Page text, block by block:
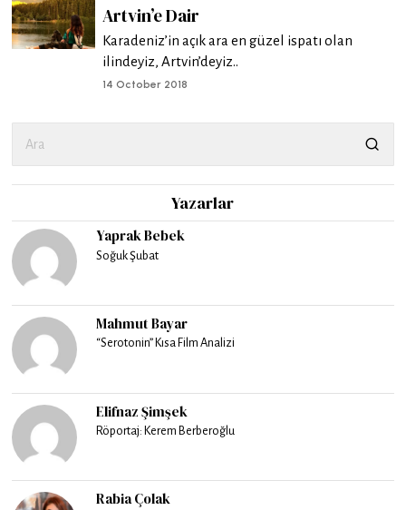
Artvin’e Dair
Karadeniz’in açık ara en güzel ispatı olan
ilindeyiz, Artvin’deyiz..
14 October 2018
Yazarlar
Yaprak Bebek
Soğuk Şubat
Mahmut Bayar
“Serotonin” Kısa Film Analizi
Elifnaz Şimşek
Röportaj: Kerem Berberoğlu
Rabia Çolak